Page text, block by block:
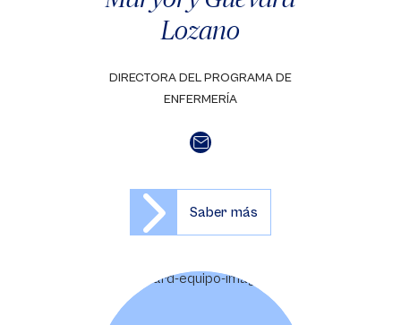
Lozano
DIRECTORA DEL PROGRAMA DE
ENFERMERÍA
Saber más